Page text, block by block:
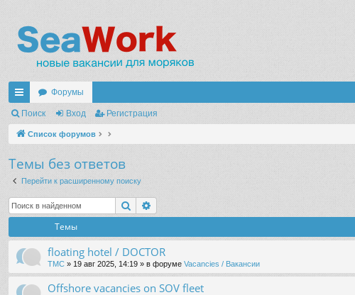
с
ы
и
Форумы
Поиск Вход Регистрация
Список форумов
Темы без ответов
Перейти к расширенному поиску
Поиск
Темы
floating hotel / DOCTOR
TMC » 19 авг 2025, 14:19 » в форуме Vacancies / Вакансии
Offshore vacancies on SOV fleet